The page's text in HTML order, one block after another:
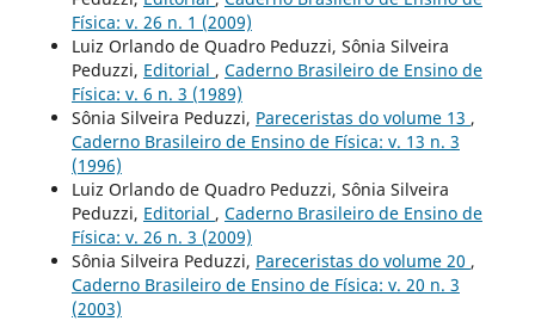
Física: v. 26 n. 1 (2009)
Luiz Orlando de Quadro Peduzzi, Sônia Silveira
Peduzzi, Editorial , Caderno Brasileiro de Ensino de
Física: v. 6 n. 3 (1989)
Sônia Silveira Peduzzi, Pareceristas do volume 13 ,
Caderno Brasileiro de Ensino de Física: v. 13 n. 3
(1996)
Luiz Orlando de Quadro Peduzzi, Sônia Silveira
Peduzzi, Editorial , Caderno Brasileiro de Ensino de
Física: v. 26 n. 3 (2009)
Sônia Silveira Peduzzi, Pareceristas do volume 20 ,
Caderno Brasileiro de Ensino de Física: v. 20 n. 3
(2003)